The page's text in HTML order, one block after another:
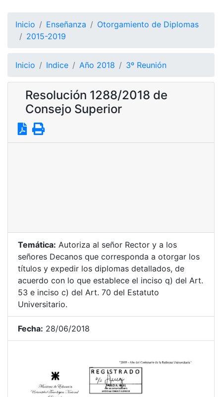
Inicio Enseñanza
Otorgamiento de Diplomas
2015-2019
Inicio Indice Año 2018 3º Reunión
Resolución 1288/2018 de
Consejo Superior
Temática: Autoriza al señor Rector y a los
señores Decanos que corresponda a otorgar los
títulos y expedir los diplomas detallados, de
acuerdo con lo que establece el inciso q) del Art.
53 e inciso c) del Art. 70 del Estatuto
Universitario.
Fecha: 28/06/2018